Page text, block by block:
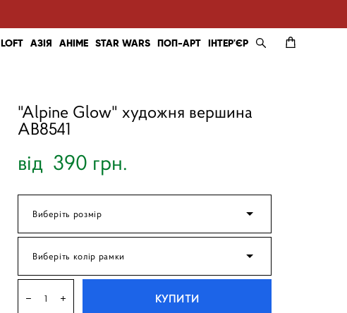
LOFT АЗІЯ АНІМЕ STAR WARS ПОП-АРТ ІНТЕР'ЄР
"Alpine Glow" художня вершина
AB8541
від 390 грн.
Виберіть розмір
Виберіть колір рамки
КУПИТИ